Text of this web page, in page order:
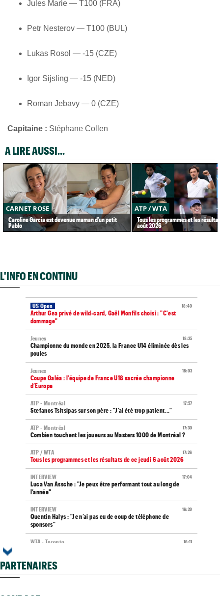
Jules Marie — T100 (FRA)
Petr Nesterov — T100 (BUL)
Lukas Rosol — -15 (CZE)
Igor Sijsling — -15 (NED)
Roman Jebavy — 0 (CZE)
Capitaine : Stéphane Collen
A LIRE AUSSI...
CARNET ROSE
Caroline Garcia est devenue maman d’un petit
Pablo
ATP / WTA
Tous les programmes et les
août 2026
L'INFO EN CONTINU
18:40
US Open
Arthur Gea privé de wild-card, Gaël Monfils choisi : "C'est
dommage"
18:25
Jeunes
Championne du monde en 2025, la France U14 éliminée dès les
poules
18:03
Jeunes
Coupe Galéa : l’équipe de France U18 sacrée championne
d’Europe
17:57
ATP - Montréal
Stefanos Tsitsipas sur son père : "J’ai été trop patient..."
17:30
ATP - Montréal
Combien touchent les joueurs au Masters 1000 de Montréal ?
17:26
ATP / WTA
Tous les programmes et les résultats de ce jeudi 6 août 2026
17:04
INTERVIEW
Luca Van Assche : "Je peux être performant tout au long de
l’année"
16:39
INTERVIEW
Quentin Halys : "Je n’ai pas eu de coup de téléphone de
sponsors"
16:11
WTA - Toronto
US Open (Q)
PARTENAIRES